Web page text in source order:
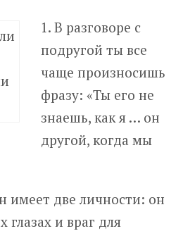
1. В разговоре с
подругой ты все
чаще произносишь
фразу: «Ты его не
знаешь, как я … он
другой, когда мы
имеет две личности: он
глазах и враг для